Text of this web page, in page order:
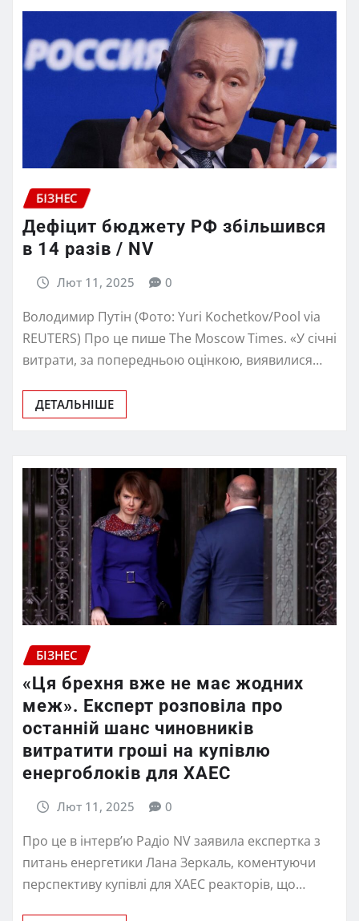
БІЗНЕС
Дефіцит бюджету РФ збільшився
в 14 разів / NV
Лют 11, 2025 0
Володимир Путін (Фото: Yuri Kochetkov/Pool via
REUTERS) Про це пише The Moscow Times. «У січні
витрати, за попередньою оцінкою, виявилися…
ДЕТАЛЬНІШЕ
БІЗНЕС
«Ця брехня вже не має жодних
меж». Експерт розповіла про
останній шанс чиновників
витратити гроші на купівлю
енергоблоків для ХАЕС
Лют 11, 2025 0
Про це в інтерв’ю Радіо NV заявила експертка з
питань енергетики Лана Зеркаль, коментуючи
перспективу купівлі для ХАЕС реакторів, що…